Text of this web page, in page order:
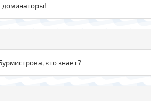
доминаторы!
кто знает?